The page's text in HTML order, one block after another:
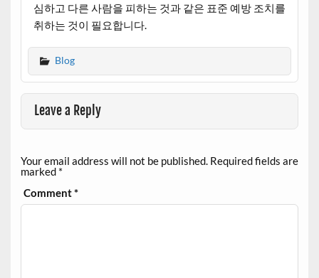
심하고 다른 사람을 피하는 것과 같은 표준 예방 조치를
취하는 것이 필요합니다.
Blog
Leave a Reply
Your email address will not be published. Required fields are
marked *
Comment*